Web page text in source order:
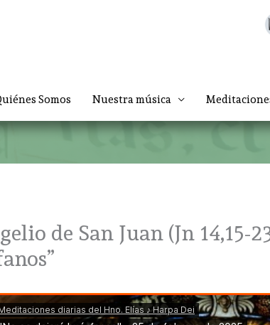
Somos Nuestra música
de San Juan (Jn 14,15-